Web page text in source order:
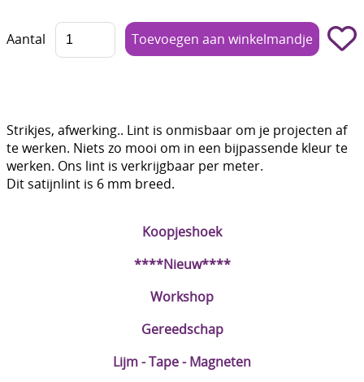
Haken - Vilt
Kleuren - verf - Mediums
Kleurboeken en Handboeken
Straffe Combo's!!
Koopjeshoek
****Nieuw****
Workshop
Gereedschap
Lijm - Tape - Magneten
Aantal
Strikjes, afwerking.. Lint is onmisbaar om je projecten af
te werken. Niets zo mooi om in een bijpassende kleur te
werken. Ons lint is verkrijgbaar per meter.
Dit satijnlint is 6 mm breed.